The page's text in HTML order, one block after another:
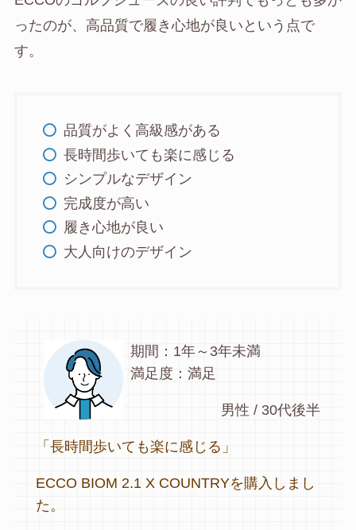
ったのが、高品質で履き心地が良いという点で
す。
品質がよく高級感がある
長時間歩いても楽に感じる
シンプルなデザイン
完成度が高い
履き心地が良い
大人向けのデザイン
期間：1年～3年未満
満足度：満足
男性 / 30代後半
「長時間歩いても楽に感じる」
ECCO BIOM 2.1 X COUNTRYを購入しまし
た。